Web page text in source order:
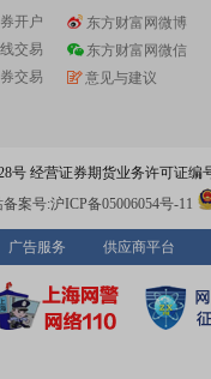
开户
交易
交易
东方财富网微博
东方财富网微信
意见与建议
号 经营证券期货业务许可证编
备案号:沪ICP备05006054号-11
广告服务 供应商平台